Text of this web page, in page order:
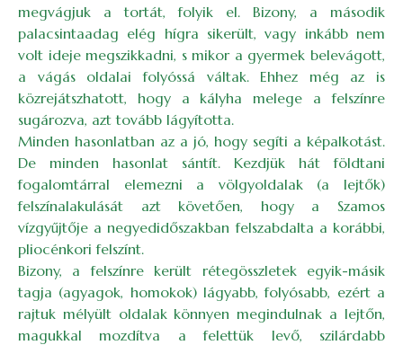
megvágjuk a tortát, folyik el. Bizony, a második
palacsintaadag elég hígra sikerült, vagy inkább nem
volt ideje megszikkadni, s mikor a gyermek belevágott,
a vágás oldalai folyóssá váltak. Ehhez még az is
közrejátszhatott, hogy a kályha melege a felszínre
sugározva, azt tovább lágyította.
Minden hasonlatban az a jó, hogy segíti a képalkotást.
De minden hasonlat sántít. Kezdjük hát földtani
fogalomtárral elemezni a völgyoldalak (a lejtők)
felszínalakulását azt követően, hogy a Szamos
vízgyűjtője a negyedidőszakban felszabdalta a korábbi,
pliocénkori felszínt.
Bizony, a felszínre került rétegösszletek egyik-másik
tagja (agyagok, homokok) lágyabb, folyósabb, ezért a
rajtuk mélyült oldalak könnyen megindulnak a lejtőn,
magukkal mozdítva a felettük levő, szilárdabb